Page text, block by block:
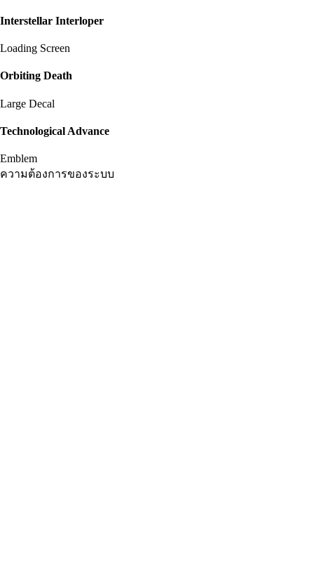
Interstellar Interloper
Loading Screen
Orbiting Death
Large Decal
Technological Advance
Emblem
ความต้องการของระบบ